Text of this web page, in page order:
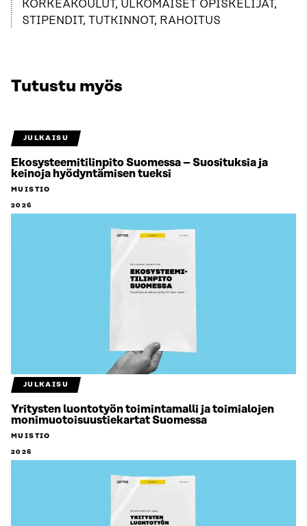
KORKEAKOULUT, ULKOMAISET OPISKELIJAT,
STIPENDIT, TUTKINNOT, RAHOITUS
Tutustu myös
JULKAISU
Ekosysteemitilinpito Suomessa – Suosituksia ja
keinoja hyödyntämisen tueksi
MUISTIO
2026
JULKAISU
Yritysten luontotyön toimintamalli ja toimialojen
monimuotoisuustiekartat Suomessa
MUISTIO
2026